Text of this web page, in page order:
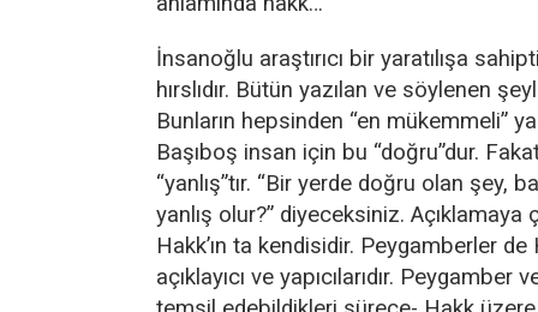
İnsanoğlu araştırıcı bir yaratılışa
hırslıdır. Bütün yazılan ve söylenen
Bunların hepsinden “en mükemmeli”
Başıboş insan için bu “doğru”dur.
“yanlış”tır. “Bir yerde doğru olan şey,
yanlış olur?” diyeceksiniz. Açıklamaya
Hakk’ın ta kendisidir. Peygamberler de
açıklayıcı ve yapıcılarıdır. Peygamber